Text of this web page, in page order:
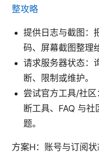
整攻略
提供日志与截图：
码、屏幕截图整理
请求服务器状态：
断、限制或维护。
尝试官方工具/社
断工具、FAQ 与
题。
方案H：账号与订阅